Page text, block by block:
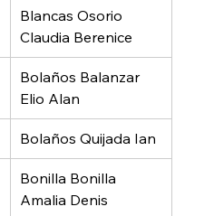
Blancas Osorio
Claudia Berenice
Bolaños Balanzar
Elio Alan
Bolaños Quijada Ian
Bonilla Bonilla
Amalia Denis